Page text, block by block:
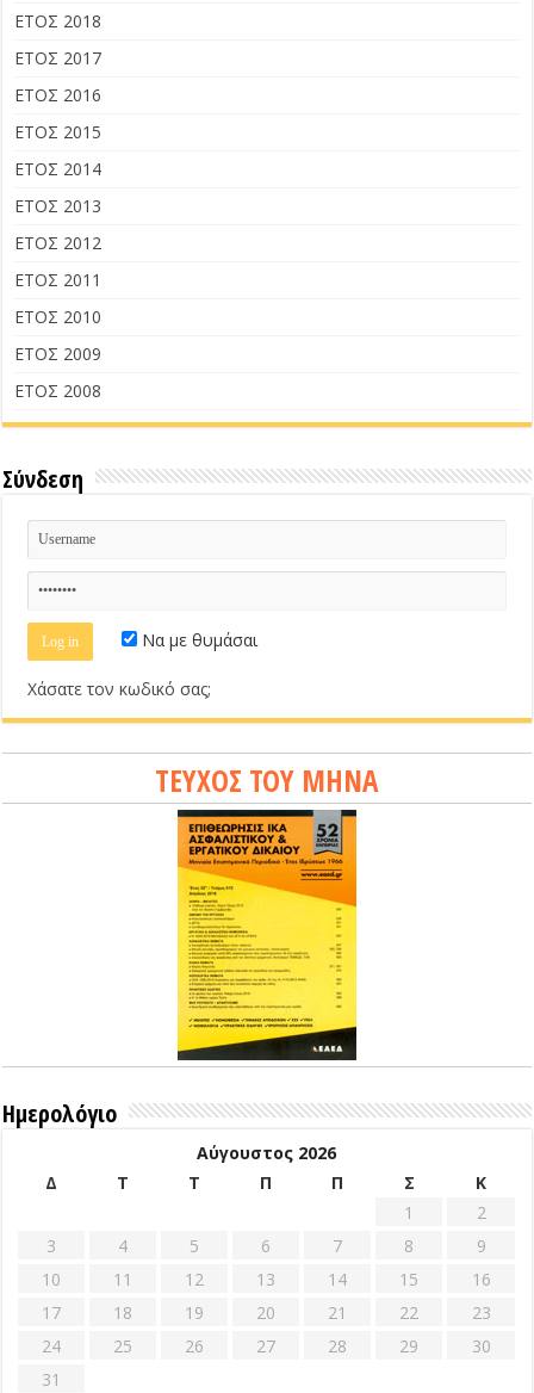
ΕΤΟΣ 2018
ΕΤΟΣ 2017
ΕΤΟΣ 2016
ΕΤΟΣ 2015
ΕΤΟΣ 2014
ΕΤΟΣ 2013
ΕΤΟΣ 2012
ΕΤΟΣ 2011
ΕΤΟΣ 2010
ΕΤΟΣ 2009
ΕΤΟΣ 2008
Σύνδεση
Να με θυμάσαι
Χάσατε τον κωδικό σας;
ΤΕΥΧΟΣ ΤΟΥ ΜΗΝΑ
Ημερολόγιο
Αύγουστος 2026
Δ
Τ Τ Π Π Σ
Κ
1
2
3
4 5 6 7 8
9
10
11 12 13 14 15
16
17
18 19 20 21 22
23
24
25 26 27 28 29
30
31